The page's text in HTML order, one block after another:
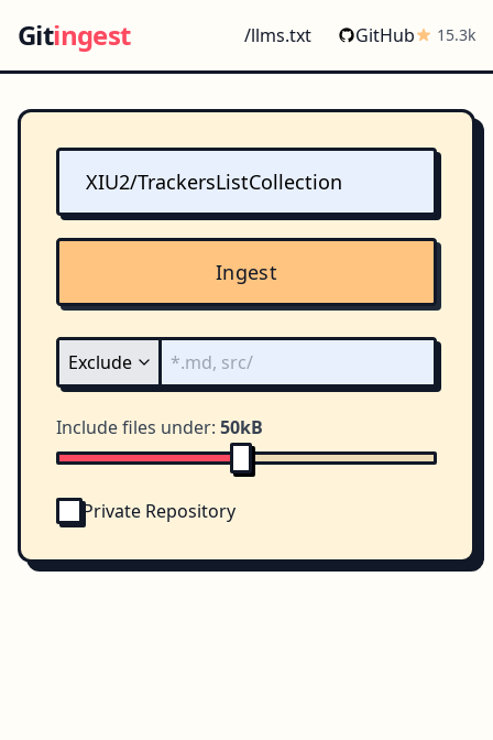
Gitingest /llms.txt GitHub 15.3k
Ingest
Include files under: 50kB
Private Repository